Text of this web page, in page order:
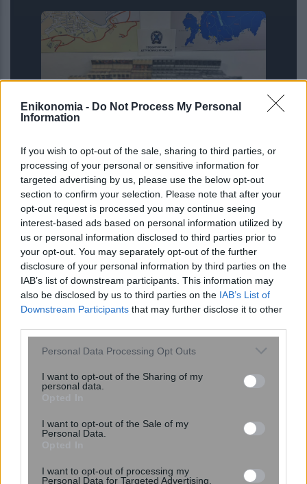
Enikonomia - Do Not Process My Personal
Information
If you wish to opt-out of the sale, sharing to third parties, or
processing of your personal or sensitive information for
targeted advertising by us, please use the below opt-out
section to confirm your selection. Please note that after your
opt-out request is processed you may continue seeing
interest-based ads based on personal information utilized by
us or personal information disclosed to third parties prior to
your opt-out. You may separately opt-out of the further
disclosure of your personal information by third parties on the
IAB’s list of downstream participants. This information may
also be disclosed by us to third parties on the IAB’s List of
Downstream Participants that may further disclose it to other
Please note that this website/app uses one or more Google
not limited to your visit or usage behaviour. You may click to
grant or deny consent to Google and its third-party tags to
consent section.
Personal Data Processing Opt Outs
I want to opt-out of the Sharing of my
personal data.
I want to opt-out of the Sale of my
Personal Data.
I want to opt-out of processing my
Personal Data for Targeted Advertising.
Μύκονος: Μετέφερε στις αποσκευές
του 2.280 πακέτα λαθραίων τσιγάρων
– Συνελήφθη στο αεροδρόμιο
αυξάνουν τον κίνδυνο για καρκίνο του
δέρματος – Πώς να προστατευτούμε;